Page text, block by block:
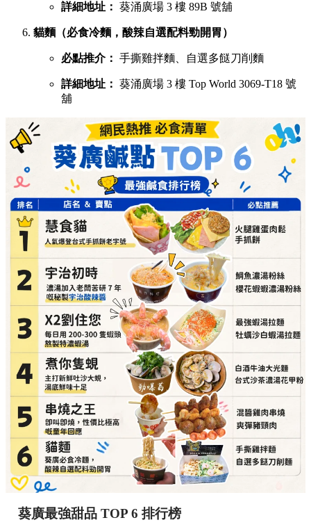
詳細地址： 葵涌廣場 3 樓 89B 號舖
貓麵（必食冷麵，酸辣自選配料勁開胃）
必點推介： 手撕雞拌麵、自選多餸刀削麵
詳細地址： 葵涌廣場 3 樓 Top World 3069-T18 號
舖
葵廣最強甜品 TOP 6 排行榜